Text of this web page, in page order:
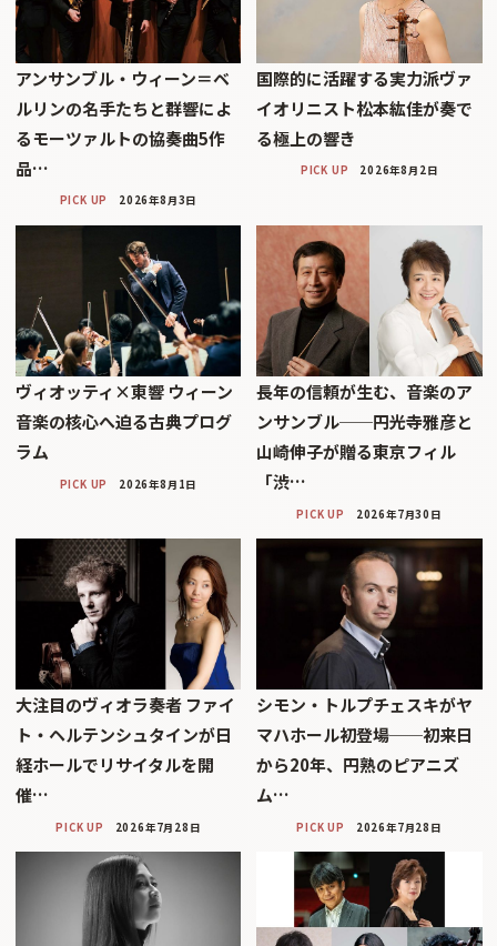
アンサンブル・ウィーン＝ベ
ルリンの名手たちと群響によ
るモーツァルトの協奏曲5作
品…
PICK UP 2026年8月3日
国際的に活躍する実力派ヴァ
イオリニスト松本紘佳が奏で
る極上の響き
PICK UP 2026年8月2日
ヴィオッティ×東響 ウィーン
音楽の核心へ迫る古典プログ
ラム
PICK UP 2026年8月1日
長年の信頼が生む、音楽のア
ンサンブル──円光寺雅彦と
山崎伸子が贈る東京フィル
「渋…
PICK UP 2026年7月30日
大注目のヴィオラ奏者 ファイ
ト・ヘルテンシュタインが日
経ホールでリサイタルを開
催…
PICK UP 2026年7月28日
シモン・トルプチェスキがヤ
マハホール初登場──初来日
から20年、円熟のピアニズ
ム…
PICK UP 2026年7月28日